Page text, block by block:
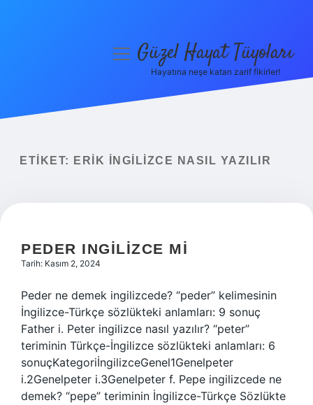
Yasal Uyarı
menüyüGüzel Hayat Tüyoları
Hayatına neşe katan zarif fikirler!
ETIKET: ERIK İNGILIZCE NASIL YAZILIR
PEDER INGILIZCE MI
Tarih: Kasım 2, 2024
Peder ne demek ingilizcede? “peder” kelimesinin
İngilizce-Türkçe sözlükteki anlamları: 9 sonuç
Father i. Peter ingilizce nasıl yazılır? “peter”
teriminin Türkçe-İngilizce sözlükteki anlamları: 6
sonuçKategoriİngilizceGenel1Genelpeter
i.2Genelpeter i.3Genelpeter f. Pepe ingilizcede ne
demek? “pepe” teriminin İngilizce-Türkçe Sözlükte